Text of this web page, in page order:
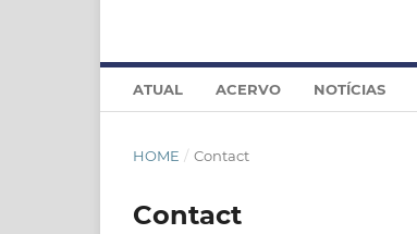
ATUAL ACERVO NOTÍCIAS
HOME / Contact
Contact